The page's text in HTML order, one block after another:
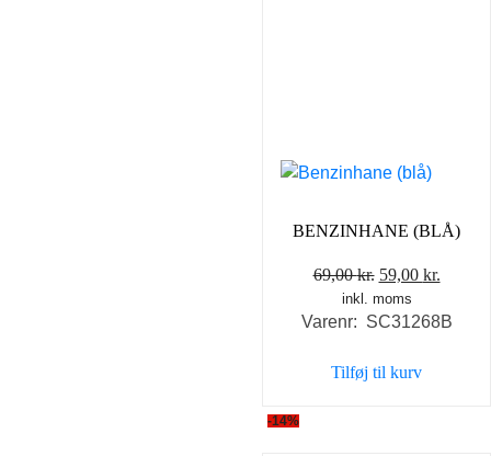
BENZINHANE (BLÅ)
69,00kr. Den
oprindelige
pris
69,00 kr..
59,00 kr.
pris
inkl. moms
Varenr: SC31268B
Tilføj til kurv
-14%